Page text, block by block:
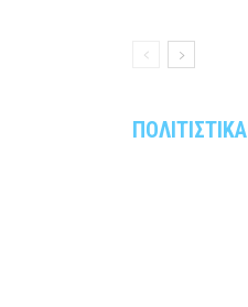
ΠΟΛΙΤΙΣΤΙΚΑ